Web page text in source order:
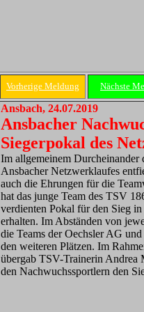
Vorherige Meldung Nächste
Ansbach, 24.07.2019
Ansbacher
Siegerpokal des
Im allgemeinem Durcheinander
Ansbacher Netzwerklaufes
auch die Ehrungen für die
hat das junge Team des TSV
verdienten Pokal für den Sieg
erhalten. Im Abständen von
die Teams der Oechsler AG
den weiteren Plätzen. Im
übergab TSV-Trainerin
den Nachwuchssportlern den